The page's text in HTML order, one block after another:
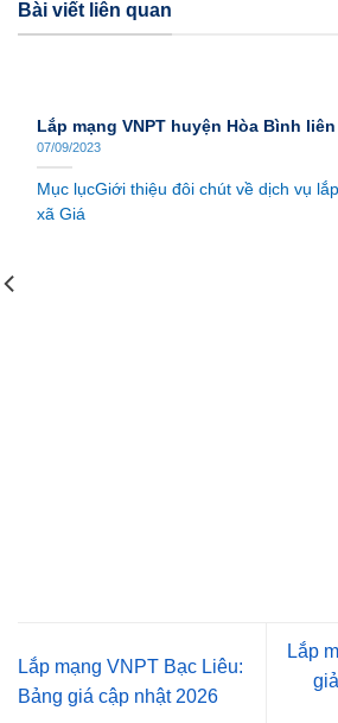
Bài viết liên quan
Lắp mạng VNPT huyện Hòa Bình
07/09/2023
Mục lụcGiới thiệu đôi chút về dịch vụ
xã Giá
Lắp mạng VNPT Bạc Liêu:
Bảng giá cập nhật 2026
Lắp